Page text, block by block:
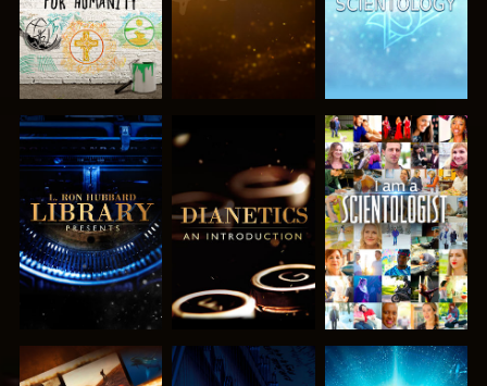
DÉCOUVRIR
LES SÉRIES
DÉCOUVRIR
LES SÉRIES
REGARDER